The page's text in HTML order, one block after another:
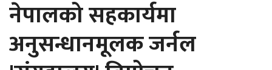
नेपालको सहकार्यमा
अनुसन्धानमूलक जर्नल